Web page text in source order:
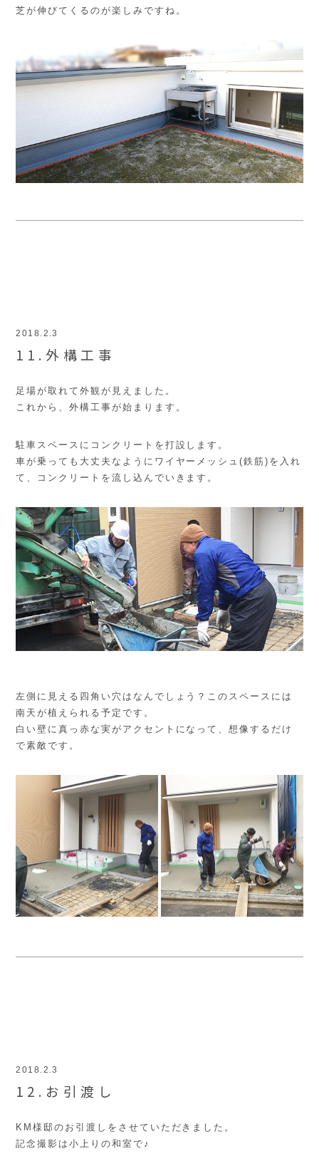
芝が伸びてくるのが楽しみですね。
2018.2.3
11.外構工事
足場が取れて外観が見えました。
これから、外構工事が始まります。
駐車スペースにコンクリートを打設します。
車が乗っても大丈夫なようにワイヤーメッシュ(鉄筋)を入れ
て、コンクリートを流し込んでいきます。
左側に見える四角い穴はなんでしょう？このスペースには
南天が植えられる予定です。
白い壁に真っ赤な実がアクセントになって、想像するだけ
で素敵です。
2018.2.3
12.お引渡し
KM様邸のお引渡しをさせていただきました。
記念撮影は小上りの和室で♪